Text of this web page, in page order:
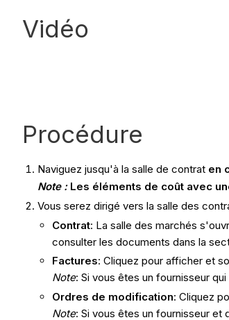
Vidéo
Procédure
Naviguez jusqu'à la salle de contrat en
Note : Les éléments de coût avec
Vous serez dirigé vers la salle des
Contrat: La salle des marchés
consulter les documents dans la
Factures: Cliquez pour afficher et
Note: Si vous êtes un fournisseur
Ordres de modification: Cliquez
Note: Si vous êtes un fournisseur